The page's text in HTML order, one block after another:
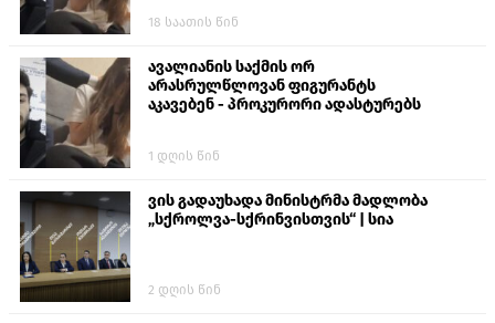
თავს დასხმოდა გიგა ავალიანს“
18 საათის წინ
ავალიანის საქმის ორ
არასრულწლოვან ფიგურანტს
აკავებენ - პროკურორი ადასტურებს
1 დღის წინ
ვის გადაუხადა მინისტრმა მადლობა
„სქროლვა-სქრინვისთვის“ | სია
2 დღის წინ